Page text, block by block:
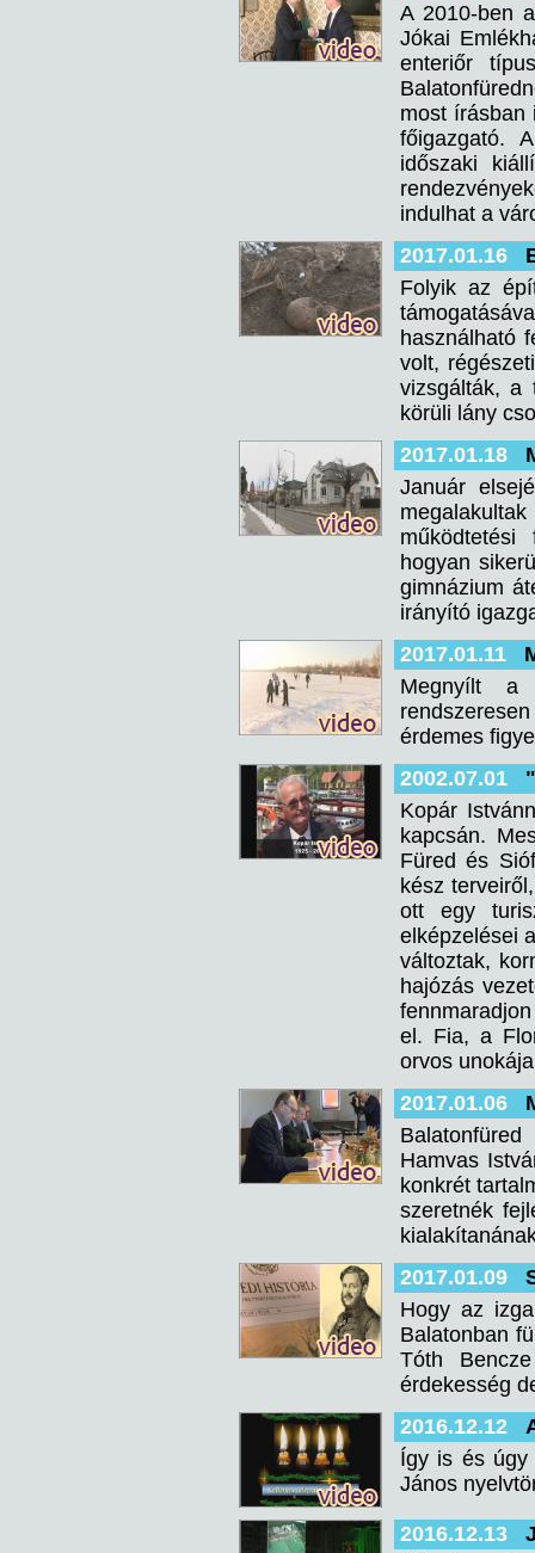
A 2010-ben
Jókai
enteriőr
most írásban
főigazgató.
időszaki
indulhat a
2017.01.16
Folyik az
használható
volt,
vizsgálták, a
körüli lány
2017.01.18
Január
hogyan
gimnázium
irányító
2017.01.11
Megnyílt a
érdemes
2002.07.01
Kopár
kapcsán.
Füred és
kész
ott egy
elképzelései
változtak,
hajózás
el. Fia, a
orvos
2017.01.06
Hamvas
konkrét
szeretnék
2017.01.09
Hogy az
Balatonban
Tóth
érdekesség
2016.12.12
Így is és úgy
János
2016.12.13